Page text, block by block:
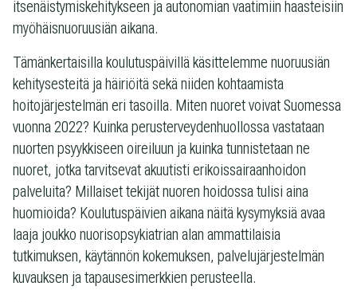
itsenäistymiskehitykseen ja autonomian vaatimiin haasteisiin
myöhäisnuoruusiän aikana.
Tämänkertaisilla koulutuspäivillä käsittelemme nuoruusiän
kehitysesteitä ja häiriöitä sekä niiden kohtaamista
hoitojärjestelmän eri tasoilla. Miten nuoret voivat Suomessa
vuonna 2022? Kuinka perusterveydenhuollossa vastataan
nuorten psyykkiseen oireiluun ja kuinka tunnistetaan ne
nuoret, jotka tarvitsevat akuutisti erikoissairaanhoidon
palveluita? Millaiset tekijät nuoren hoidossa tulisi aina
huomioida? Koulutuspäivien aikana näitä kysymyksiä avaa
laaja joukko nuorisopsykiatrian alan ammattilaisia
tutkimuksen, käytännön kokemuksen, palvelujärjestelmän
kuvauksen ja tapausesimerkkien perusteella.